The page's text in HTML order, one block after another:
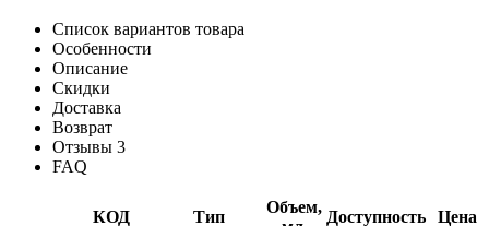
Список вариантов товара
Особенности
Описание
Скидки
Доставка
Возврат
Отзывы 3
FAQ
КОД Тип
Объем,
Доступность Цена